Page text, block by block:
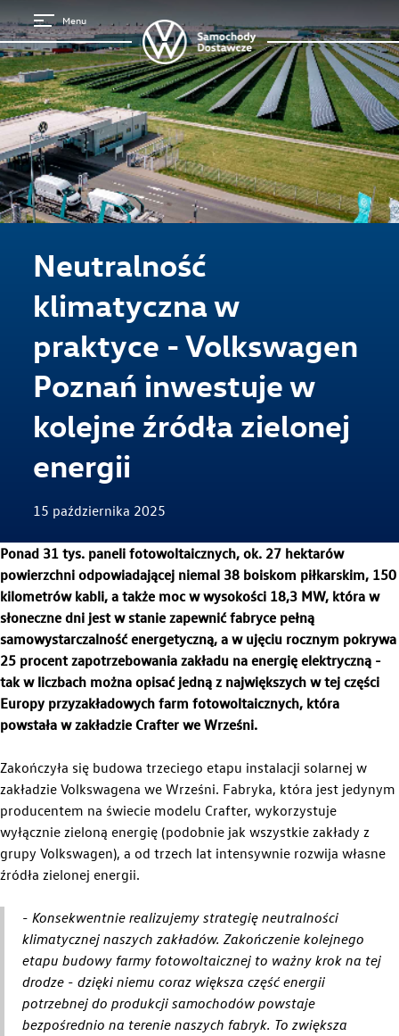
Menu
Strona główna
Zwiedzanie Zakładów
Neutralność
klimatyczna w
praktyce - Volkswagen
Poznań inwestuje w
kolejne źródła zielonej
energii
15 października 2025
Ponad 31 tys. paneli fotowoltaicznych, ok. 27 hektarów
powierzchni odpowiadającej niemal 38 boiskom piłkarskim, 150
kilometrów kabli, a także moc w wysokości 18,3 MW, która w
słoneczne dni jest w stanie zapewnić fabryce pełną
samowystarczalność energetyczną, a w ujęciu rocznym pokrywa
25 procent zapotrzebowania zakładu na energię elektryczną -
tak w liczbach można opisać jedną z największych w tej części
Europy przyzakładowych farm fotowoltaicznych, która
powstała w zakładzie Crafter we Wrześni.
Zakończyła się budowa trzeciego etapu instalacji solarnej w
zakładzie Volkswagena we Wrześni. Fabryka, która jest jedynym
producentem na świecie modelu Crafter, wykorzystuje
wyłącznie zieloną energię (podobnie jak wszystkie zakłady z
grupy Volkswagen), a od trzech lat intensywnie rozwija własne
źródła zielonej energii.
- Konsekwentnie realizujemy strategię neutralności
klimatycznej naszych zakładów. Zakończenie kolejnego
etapu budowy farmy fotowoltaicznej to ważny krok na tej
drodze - dzięki niemu coraz większa część energii
potrzebnej do produkcji samochodów powstaje
bezpośrednio na terenie naszych fabryk. To zwiększa